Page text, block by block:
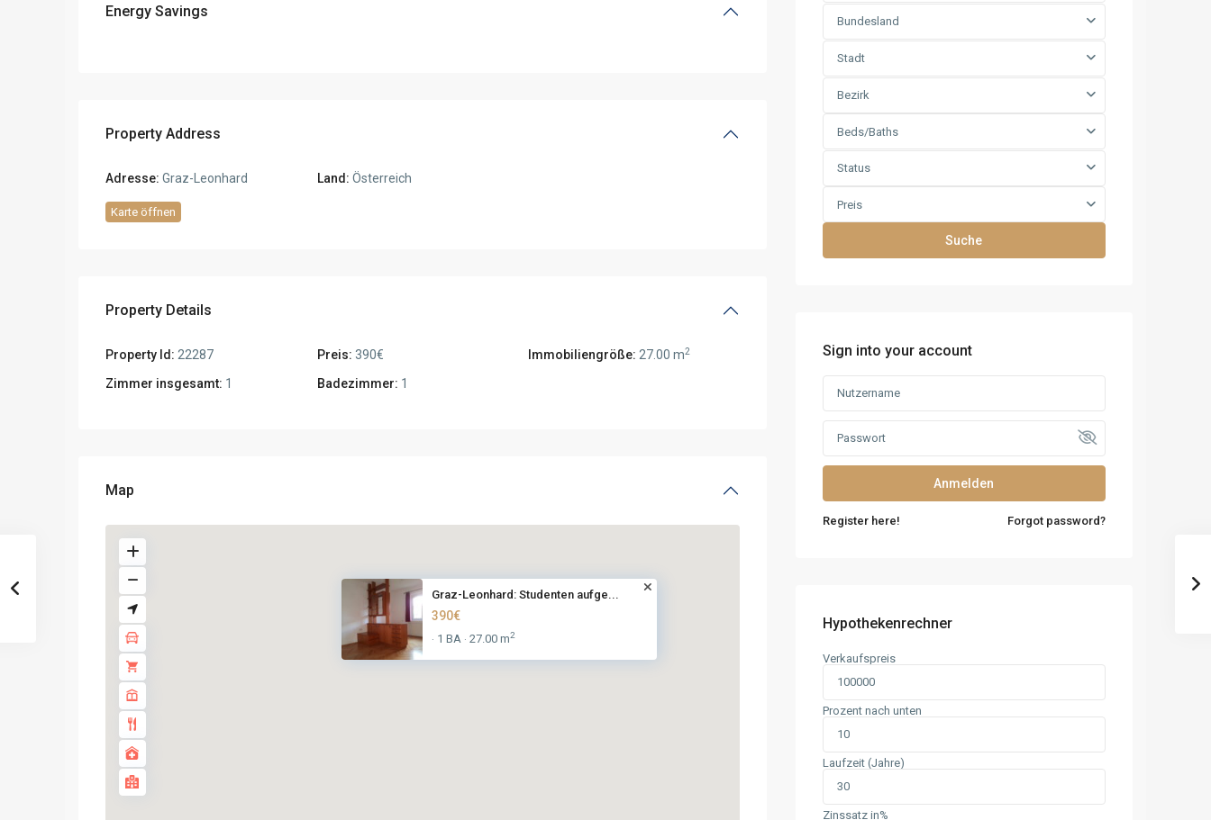
Energy Savings
Property Address
Adresse: Graz-Leonhard Land: Österreich
Karte öffnen
Property Details
Property Id: 22287 Preis: 390€ Immobiliengröße: 27.00 m2
Zimmer insgesamt: 1 Badezimmer: 1
Map
Graz-Leonhard: Studenten aufge...
390€
· 1 BA · 27.00 m2
Bundesland
Stadt
Bezirk
Beds/Baths
Status
Preis
Suche
Sign into your account
Anmelden
Register here! Forgot password?
Hypothekenrechner
Verkaufspreis
Prozent nach unten
Laufzeit (Jahre)
Zinssatz in%